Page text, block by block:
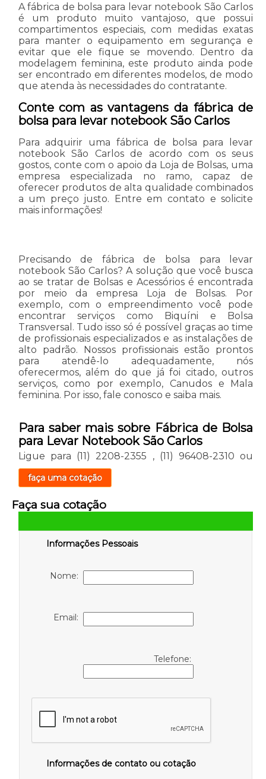
A fábrica de bolsa para levar notebook São Carlos
é um produto muito vantajoso, que possui
compartimentos especiais, com medidas exatas
para manter o equipamento em segurança e
evitar que ele fique se movendo. Dentro da
modelagem feminina, este produto ainda pode
ser encontrado em diferentes modelos, de modo
que atenda às necessidades do contratante.
Conte com as vantagens da fábrica de
bolsa para levar notebook São Carlos
Para adquirir uma fábrica de bolsa para levar
notebook São Carlos de acordo com os seus
gostos, conte com o apoio da Loja de Bolsas, uma
empresa especializada no ramo, capaz de
oferecer produtos de alta qualidade combinados
a um preço justo. Entre em contato e solicite
mais informações!
Precisando de fábrica de bolsa para levar
notebook São Carlos? A solução que você busca
ao se tratar de Bolsas e Acessórios é encontrada
por meio da empresa Loja de Bolsas. Por
exemplo, com o empreendimento você pode
encontrar serviços como Biquíni e Bolsa
Transversal. Tudo isso só é possível graças ao time
de profissionais especializados e as instalações de
alto padrão. Nossos profissionais estão prontos
para atendê-lo adequadamente, nós
oferecermos, além do que já foi citado, outros
serviços, como por exemplo, Canudos e Mala
feminina. Por isso, fale conosco e saiba mais.
Para saber mais sobre Fábrica de Bolsa
para Levar Notebook São Carlos
Ligue para (11) 2208-2355 , (11) 96408-2310 ou
faça uma cotação
Faça sua cotação
Informações Pessoais
Nome:
Email:
Telefone:
Informações de contato ou cotação